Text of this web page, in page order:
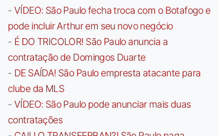
- VÍDEO: São Paulo fecha troca com o Botafogo e
pode incluir Arthur em seu novo negócio
- É DO TRICOLOR! São Paulo anuncia a
contratação de Domingos Duarte
- DE SAÍDA! São Paulo empresta atacante para
clube da MLS
- VÍDEO: São Paulo pode anunciar mais duas
contratações